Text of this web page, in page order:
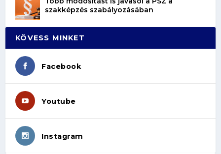
szakképzés szabályozásában
KÖVESS MINKET
Facebook
Youtube
Instagram